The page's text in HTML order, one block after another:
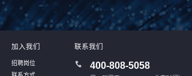
加入我们
招聘岗位
联系我们
400-808-5058